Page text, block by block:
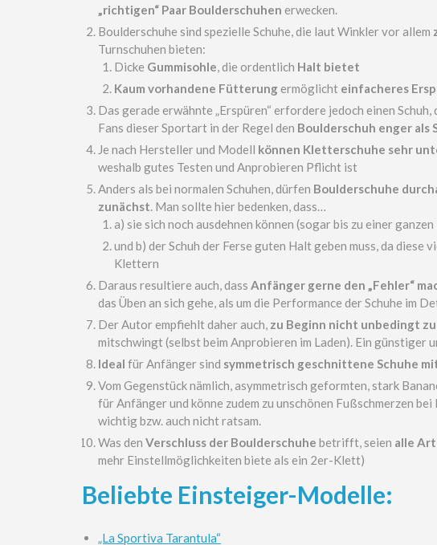
„richtigen“ Paar Boulderschuhen erwecken.
Boulderschuhe sind spezielle Schuhe, die laut Winkler vor allem
Turnschuhen bieten:
Dicke Gummisohle , die ordentlich Halt bietet
Kaum vorhandene Fütterung ermöglicht einfacheres
Das gerade erwähnte „Erspüren“ erfordere jedoch einen
Fans dieser Sportart in der Regel den Boulderschuh enger als
Je nach Hersteller und Modell können Kletterschuhe sehr
weshalb gutes Testen und Anprobieren Pflicht ist
Anders als bei normalen Schuhen, dürfen Boulderschuhe
zunächst . Man sollte hier bedenken, dass…
a) sie sich noch ausdehnen können (sogar bis zu einer
und b) der Schuh der Ferse guten Halt geben muss, da diese
Klettern
Daraus resultiere auch, dass Anfänger gerne den „Fehler“
das Üben an sich gehe, als um die Performance der Schuhe im
Der Autor empfiehlt daher auch, zu Beginn nicht unbedingt
mitschwingt (selbst beim Anprobieren im Laden). Ein günstiger
Ideal für Anfänger sind symmetrisch geschnittene Schuhe
Vom Gegenstück nämlich, asymmetrisch geformten, stark
für Anfänger und könne zudem zu unschönen Fußschmerzen
wichtig bzw. auch nicht ratsam.
Was den Verschluss der Boulderschuhe betrifft, seien alle
mehr Einstellmöglichkeiten biete als ein 2er-Klett)
Beliebte Einsteiger-Modelle:
„La Sportiva Tarantula“